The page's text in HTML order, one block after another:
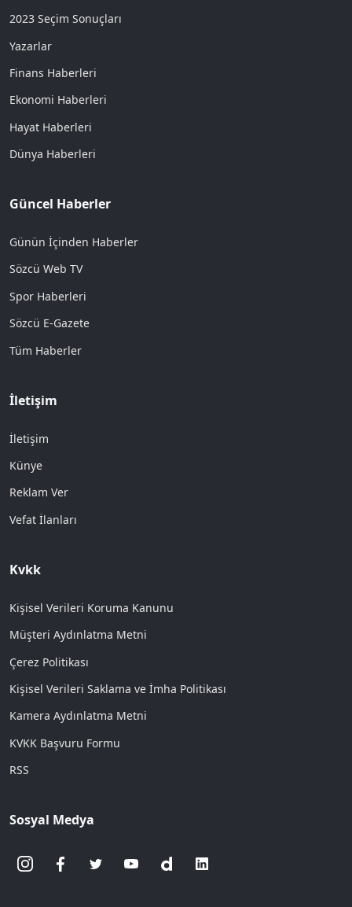
2023 Seçim Sonuçları
Yazarlar
Finans Haberleri
Ekonomi Haberleri
Hayat Haberleri
Dünya Haberleri
Güncel Haberler
Günün İçinden Haberler
Sözcü Web TV
Spor Haberleri
Sözcü E-Gazete
Tüm Haberler
İletişim
İletişim
Künye
Reklam Ver
Vefat İlanları
Kvkk
Kişisel Verileri Koruma Kanunu
Müşteri Aydınlatma Metni
Çerez Politikası
Kişisel Verileri Saklama ve İmha Politikası
Kamera Aydınlatma Metni
KVKK Başvuru Formu
RSS
Sosyal Medya